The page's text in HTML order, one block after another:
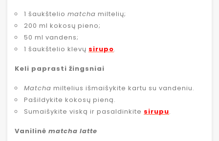
1 šaukštelio matcha miltelių;
200 ml kokosų pieno;
50 ml vandens;
1 šaukštelio klevų sirupo.
Keli paprasti žingsniai
Matcha miltelius išmaišykite kartu su vandeniu.
Pašildykite kokosų pieną.
Sumaišykite viską ir pasaldinkite sirupu.
Vanilinė matcha latte